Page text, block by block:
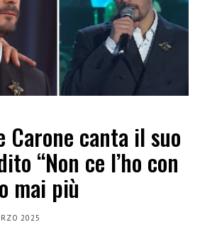
Carone canta il suo
“Non ce l’ho con
mai più
2025